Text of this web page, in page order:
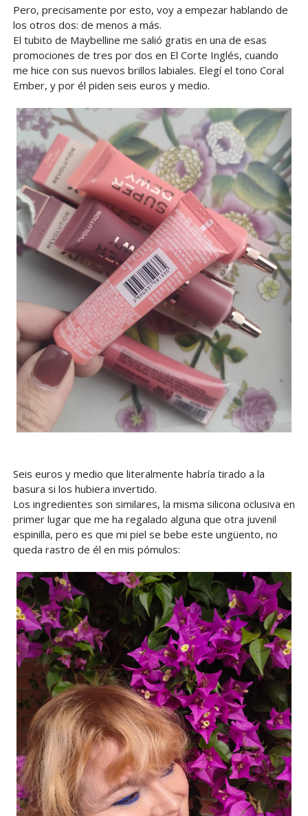
Pero, precisamente por esto, voy a empezar hablando de
los otros dos: de menos a más.
El tubito de Maybelline me salió gratis en una de esas
promociones de tres por dos en El Corte Inglés, cuando
me hice con sus nuevos brillos labiales. Elegí el tono Coral
Ember, y por él piden seis euros y medio.
Seis euros y medio que literalmente habría tirado a la
basura si los hubiera invertido.
Los ingredientes son similares, la misma silicona oclusiva en
primer lugar que me ha regalado alguna que otra juvenil
espinilla, pero es que mi piel se bebe este ungüento, no
queda rastro de él en mis pómulos: